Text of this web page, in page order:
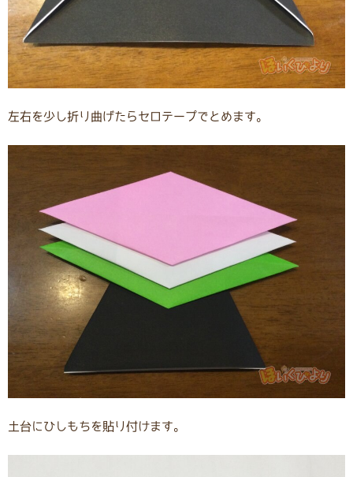
左右を少し折り曲げたらセロテープでとめます。
土台にひしもちを貼り付けます。